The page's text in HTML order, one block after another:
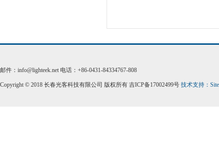
邮件：info@lighteek.net 电话：+86-0431-84334767-808
Copyright © 2018 长春光客科技有限公司 版权所有 吉ICP备17002499号 技术支持：